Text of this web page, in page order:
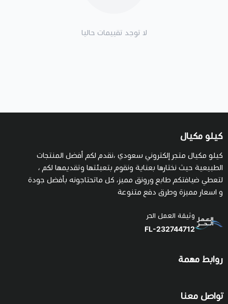
لا توجد تقييمات حاليا
كيلو مكيال
كيلو مكيال متجر إلكتروني سعودي ،نقدم لكم أفضل المنتجات
الطبيعية حيث نختارها بعناية ونقوم بتعبئتها وتقديمها لكم ،
لتعطي ضيافتكم طابع ورونق مميز، كل ماتحتاجونه بأفضل جودة
و اسعار مميزة وطرق دفع متنوعة
وثيقة العمل الحر
FL-232744712
روابط مهمة
تواصل معنا